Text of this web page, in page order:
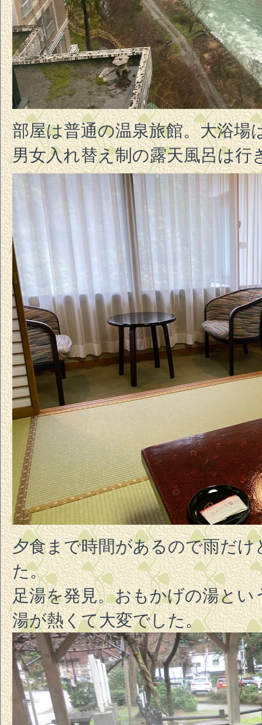
部屋は普通の温泉旅館。大浴場
男女入れ替え制の露天風呂は行
夕食まで時間があるので雨だ
た。
足湯を発見。おもかげの湯と
湯が熱くて大変でした。